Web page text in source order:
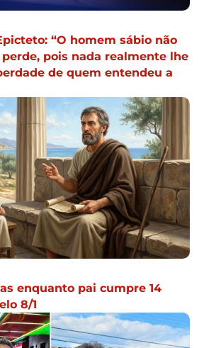
“O homem sábio não
pois nada realmente lhe
de quem entendeu a
enquanto pai cumpre 14
8/1